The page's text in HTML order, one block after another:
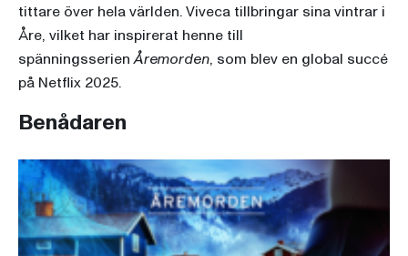
tittare över hela världen. Viveca tillbringar sina vintrar i
Åre, vilket har inspirerat henne till
spänningsserienÅremorden, som blev en global succé
på Netflix 2025.
Benådaren